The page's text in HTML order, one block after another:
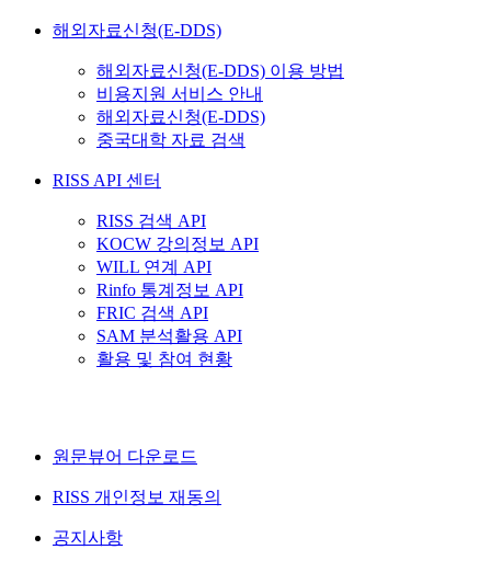
해외자료신청(E-DDS)
해외자료신청(E-DDS) 이용 방법
비용지원 서비스 안내
해외자료신청(E-DDS)
중국대학 자료 검색
RISS API 센터
RISS 검색 API
KOCW 강의정보 API
WILL 연계 API
Rinfo 통계정보 API
FRIC 검색 API
SAM 분석활용 API
활용 및 참여 현황
원문뷰어 다운로드
RISS 개인정보 재동의
공지사항